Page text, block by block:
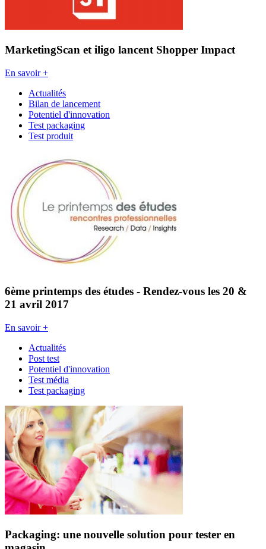
MarketingScan et iligo lancent Shopper Impact
En savoir +
Actualités
Bilan de lancement
Potentiel d'innovation
Test packaging
Test produit
6ème printemps des études - Rendez-vous les 20 &
21 avril 2017
En savoir +
Actualités
Post test
Potentiel d'innovation
Test média
Test packaging
Packaging: une nouvelle solution pour tester en